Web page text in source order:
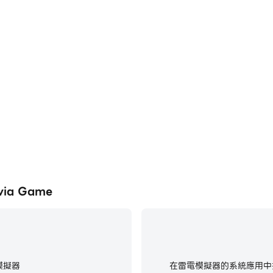
Game
擬器 在雷電模擬器的系統應用